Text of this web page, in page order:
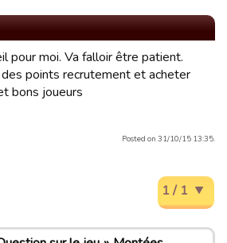
pour moi. Va falloir être patient.
points recrutement et acheter
bons joueurs
Posted on 31/10/15 13:35.
1 / 1